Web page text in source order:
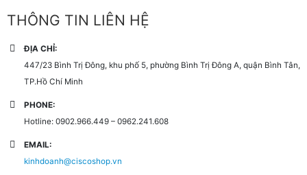
THÔNG TIN LIÊN HỆ
ĐỊA CHỈ:
447/23 Bình Trị Đông, khu phố 5, phường Bình Trị Đông A, quận Bình Tân,
TP.Hồ Chí Minh
PHONE:
Hotline: 0902.966.449 – 0962.241.608
EMAIL:
kinhdoanh@ciscoshop.vn